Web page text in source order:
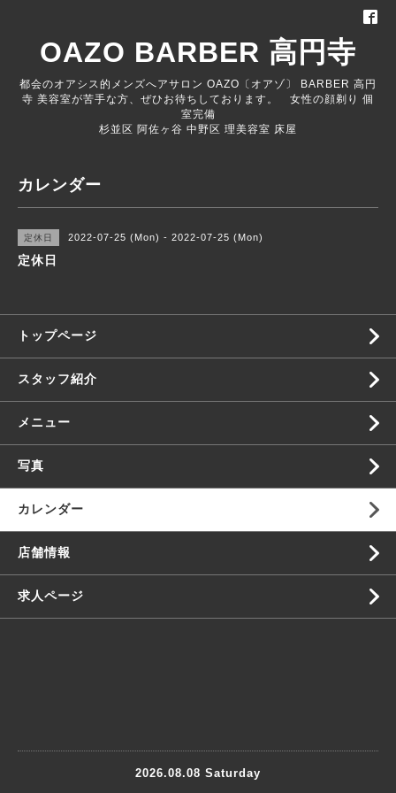
OAZO BARBER 高円寺
都会のオアシス的メンズへアサロン OAZO〔オアゾ〕 BARBER 高円
寺 美容室が苦手な方、ぜひお待ちしております。 女性の顔剃り 個
室完備
杉並区 阿佐ヶ谷 中野区 理美容室 床屋
カレンダー
定休日 2022-07-25 (Mon) - 2022-07-25 (Mon)
定休日
トップページ
スタッフ紹介
メニュー
写真
カレンダー
店舗情報
求人ページ
2026.08.08 Saturday